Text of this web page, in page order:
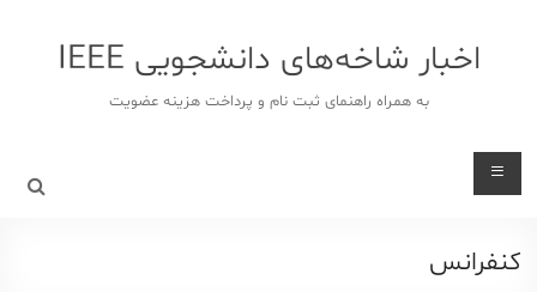
اخبار شاخه‌های دانشجویی IEEE
به همراه راهنمای ثبت نام و پرداخت هزینه عضویت
كنفرانس